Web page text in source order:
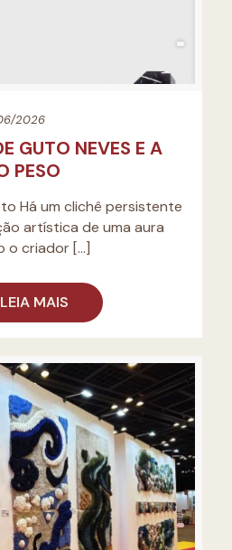
2026
GUTO NEVES E A
PESO
Há um clichê persistente
artística de uma aura
o criador […]
LEIA MAIS